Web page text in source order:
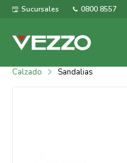
Sucursales 0800 8557
Calzado Sandalias